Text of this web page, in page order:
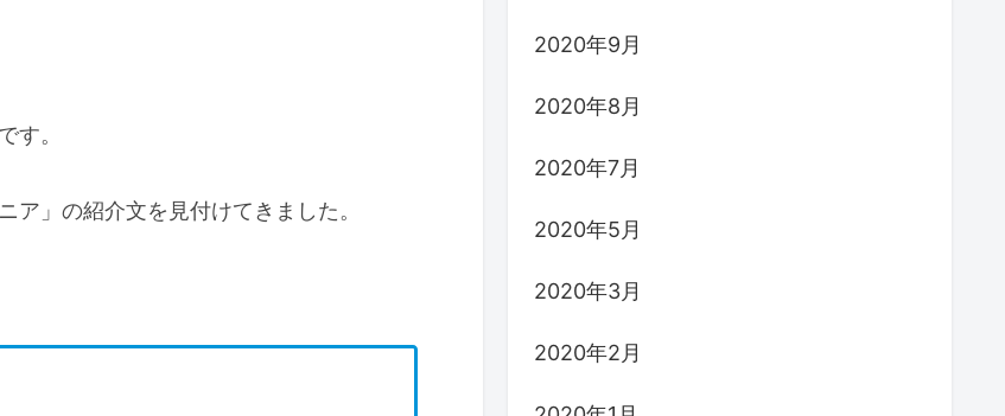
す。
」の紹介文を見付けてきました。
2020年9月
2020年8月
2020年7月
2020年5月
2020年3月
2020年2月